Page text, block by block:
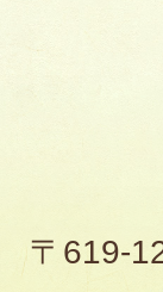
〒619-